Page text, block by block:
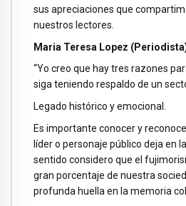
sus apreciaciones que
nuestros lectores.
Maria Teresa Lopez
“Yo creo que hay tres razones
siga teniendo respaldo de un
Legado histórico y emocional.
Es importante conocer y
líder o personaje público deja en
sentido considero que el
gran porcentaje de nuestra
profunda huella en la memoria